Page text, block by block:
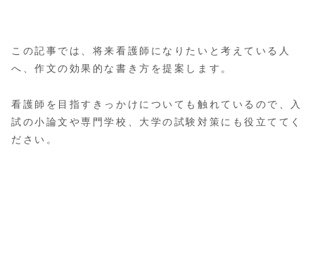
この記事では、将来看護師になりたいと考えている人
へ、作文の効果的な書き方を提案します。
看護師を目指すきっかけについても触れているので、入
試の小論文や専門学校、大学の試験対策にも役立ててく
ださい。